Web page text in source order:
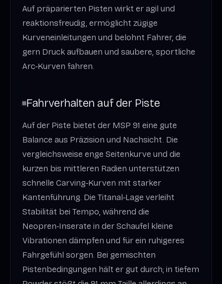
Auf präparierten Pisten wirkt er agil und
reaktionsfreudig, ermöglicht zügige
Kurveneinleitungen und belohnt Fahrer, die
gern Druck aufbauen und saubere, sportliche
Arc‑Kurven fahren.
Fahrverhalten auf der Piste
Auf der Piste bietet der MSP 91 eine gute
Balance aus Präzision und Nachsicht. Die
vergleichsweise enge Seitenkurve und die
kurzen bis mittleren Radien unterstützen
schnelle Carving‑Kurven mit starker
Kantenführung. Die Titanal‑Lage verleiht
Stabilität bei Tempo, während die
Neopren‑Inserate in der Schaufel kleine
Vibrationen dämpfen und für ein ruhigeres
Fahrgefühl sorgen. Bei gemischten
Pistenbedingungen hält er gut durch; in tiefem